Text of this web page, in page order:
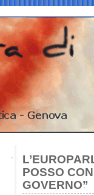
POSSO
GOVERNO”